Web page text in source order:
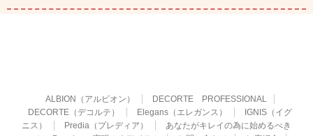
ALBION（アルビオン）
DECORTE PROFESSIONAL
DECORTE（デコルテ）
Elegans（エレガンス）
IGNIS（イグ
ニス）
Predia（プレディア）
あなたがキレイの為に始めるべき